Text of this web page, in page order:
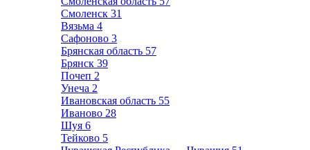
Смоленск 31
Вязьма 4
Сафоново 3
Брянская область 57
Брянск 39
Почеп 2
Унеча 2
Ивановская область 55
Иваново 28
Шуя 6
Тейково 5